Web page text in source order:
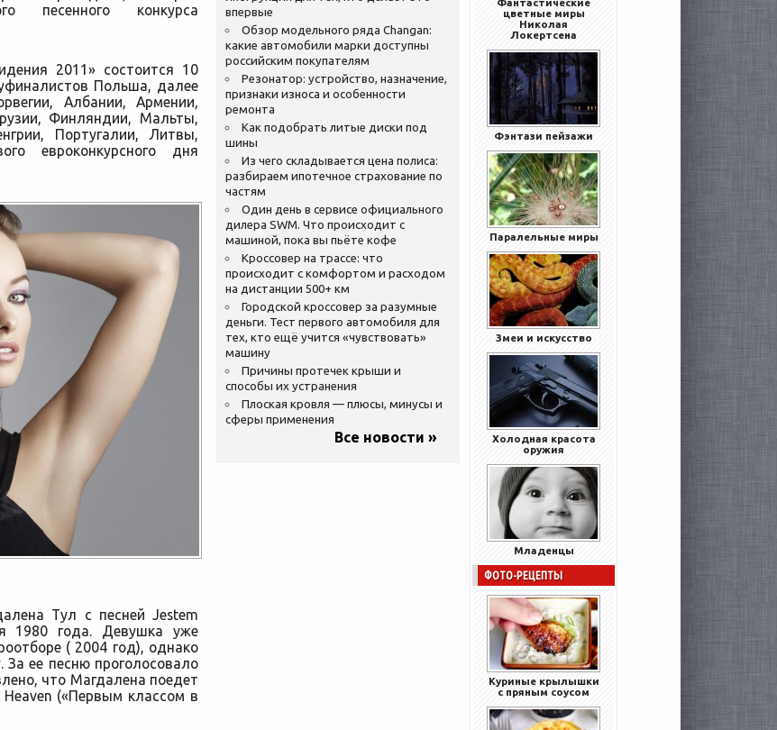
песенного конкурса
2011» состоится 10
Польша, далее
Албании, Армении,
Финляндии, Мальты,
Португалии, Литвы,
евроконкурсного дня
Тул с песней Jestem
1980 года. Девушка уже
( 2004 год), однако
ее песню проголосовало
что Магдалена поедет
(«Первым классом в
впервые
Обзор модельного ряда Changan:
какие автомобили марки доступны
российским покупателям
Резонатор: устройство, назначение,
признаки износа и особенности
ремонта
Как подобрать литые диски под
шины
Из чего складывается цена полиса:
разбираем ипотечное страхование по
частям
Один день в сервисе официального
дилера SWM. Что происходит с
машиной, пока вы пьёте кофе
Кроссовер на трассе: что
происходит с комфортом и расходом
на дистанции 500+ км
Городской кроссовер за разумные
деньги. Тест первого автомобиля для
тех, кто ещё учится «чувствовать»
машину
Причины протечек крыши и
способы их устранения
Плоская кровля — плюсы, минусы и
сферы применения
Все новости »
цветные миры
Николая
Локертсена
Фэнтази пейзажи
Паралельные миры
Змеи и искусство
Холодная красота
оружия
Младенцы
ФОТО-РЕЦЕПТЫ
Куриные крылышки
с пряным соусом